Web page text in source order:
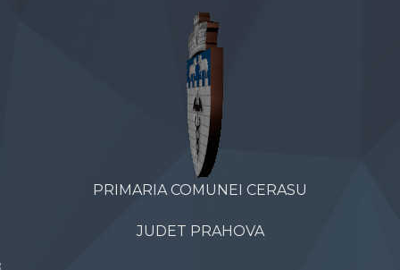
PRIMARIA COMUNEI CERASU
JUDET PRAHOVA